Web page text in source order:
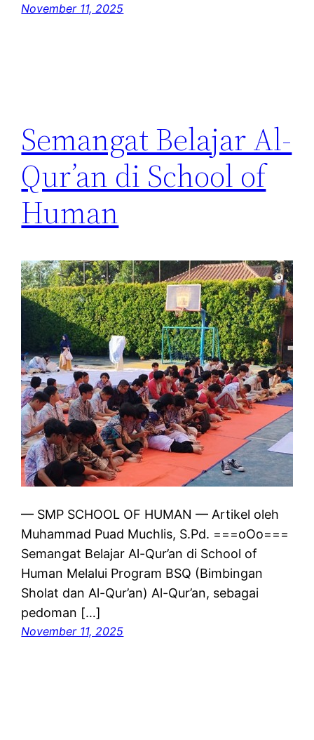
November 11, 2025
Semangat Belajar Al-
Qur’an di School of
Human
— SMP SCHOOL OF HUMAN — Artikel oleh
Muhammad Puad Muchlis, S.Pd. ===oOo===
Semangat Belajar Al-Qur’an di School of
Human Melalui Program BSQ (Bimbingan
Sholat dan Al-Qur’an) Al-Qur’an, sebagai
pedoman […]
November 11, 2025